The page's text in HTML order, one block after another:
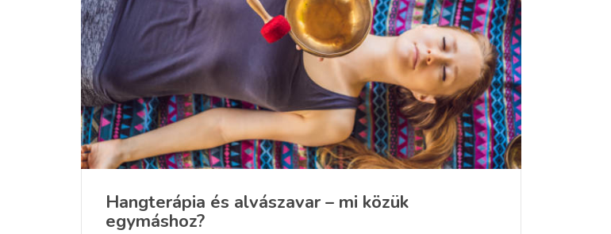
Hangterápia és alvászavar – mi közük
egymáshoz?